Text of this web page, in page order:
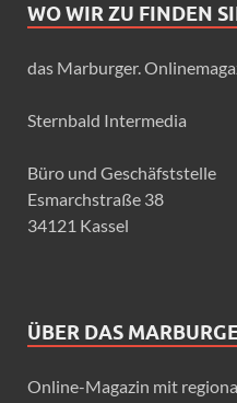
WO WIR ZU FINDEN
das Marburger.
Sternbald Intermedia
Büro und Geschäfststelle
Esmarchstraße 38
34121 Kassel
ÜBER DAS
Online-Magazin mit